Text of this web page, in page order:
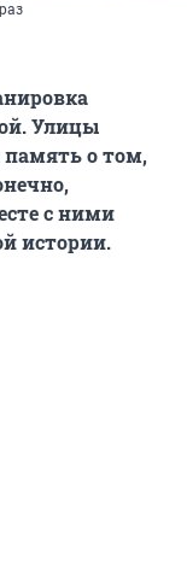
Улицы
память о том,
с ними
истории.